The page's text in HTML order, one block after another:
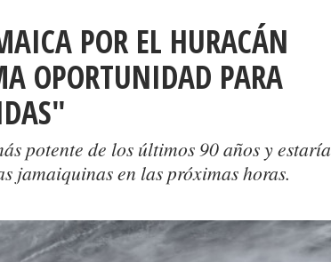
POR EL HURACÁN
OPORTUNIDAD PARA
potente de los últimos 90 años y estaría
jamaiquinas en las próximas horas.